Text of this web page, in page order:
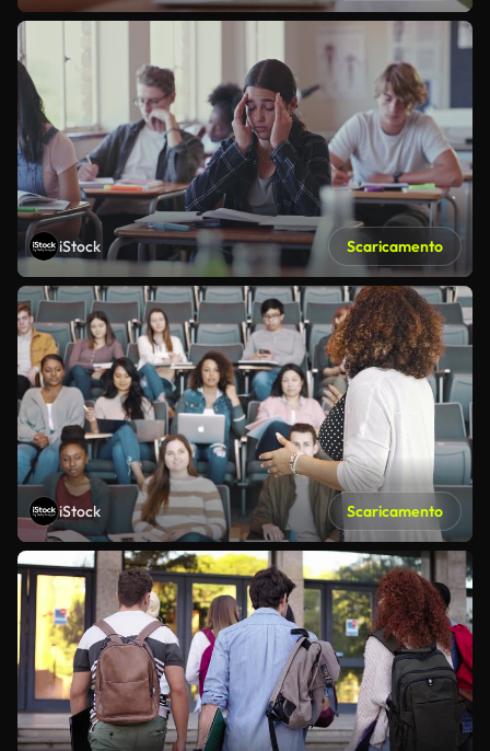
iStock Scaricamento
iStock Scaricamento